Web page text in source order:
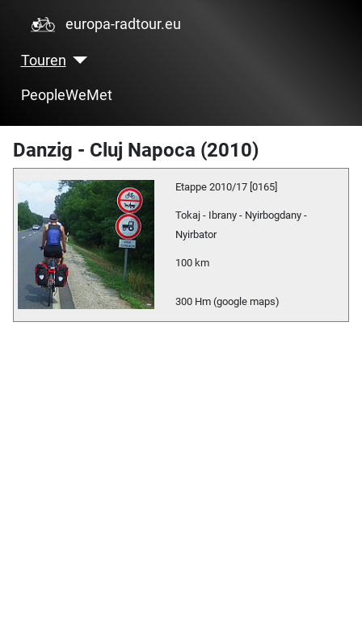
europa-radtour.eu
Touren
PeopleWeMet
Danzig - Cluj Napoca (2010)
Etappe 2010/17 [0165]
Tokaj - Ibrany - Nyirbogdany -
Nyirbator
100 km
300 Hm (google maps)